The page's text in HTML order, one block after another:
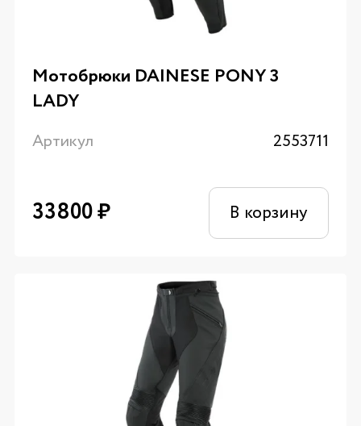
Мотобрюки DAINESE PONY 3
LADY
Артикул 2553711
33800₽ В корзину